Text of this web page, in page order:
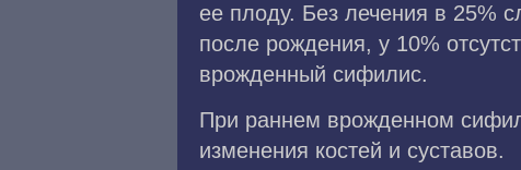
ее плоду. Без лечения в 25%
после рождения, у 10%
врожденный сифилис.
При раннем врожденном
изменения костей и суставов.